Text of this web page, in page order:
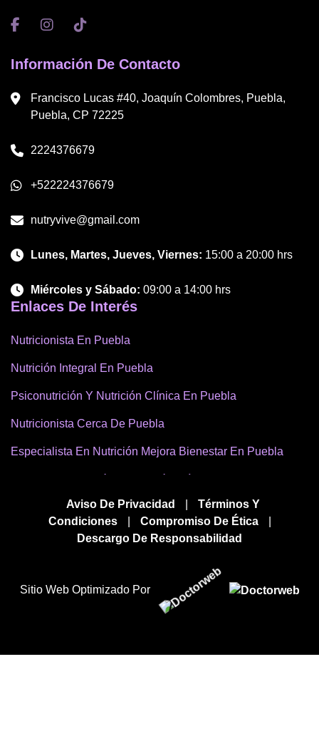
Información De Contacto
Francisco Lucas #40, Joaquín Colombres, Puebla,
Puebla, CP 72225
2224376679
+522224376679
nutryvive@gmail.com
Lunes, Martes, Jueves, Viernes: 15:00 a 20:00 hrs
Miércoles y Sábado: 09:00 a 14:00 hrs
Enlaces De Interés
Nutricionista En Puebla
Nutrición Integral En Puebla
Psiconutrición Y Nutrición Clínica En Puebla
Nutricionista Cerca De Puebla
Especialista En Nutrición Mejora Bienestar En Puebla
Nutrición Para Bienestar Cerca De Mi Ubicación En
Los Mejores Nutricionistas En Puebla
Precio Consulta Nutricionista En Puebla
Aviso De Privacidad
Términos Y
Condiciones
Compromiso De Ética
Descargo De Responsabilidad
Sitio Web Optimizado Por